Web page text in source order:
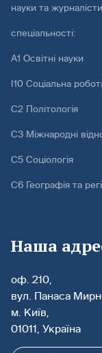
науки та
спеціальності:
А1 Освітні науки
І10 Соціальна
С2 Політологія
С3 Міжнародні
С5 Соціологія
С6 Географія та
Наша
оф. 210,
вул. Панаса
м. Київ,
01011, Україна